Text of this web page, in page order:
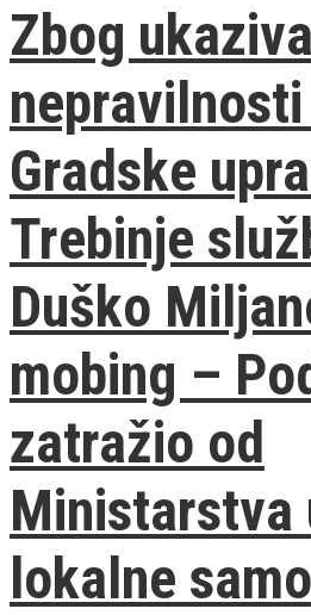
Zbog
Gradske
Trebinje
Duško
mobing –
zatražio od
Ministarstva
lokalne